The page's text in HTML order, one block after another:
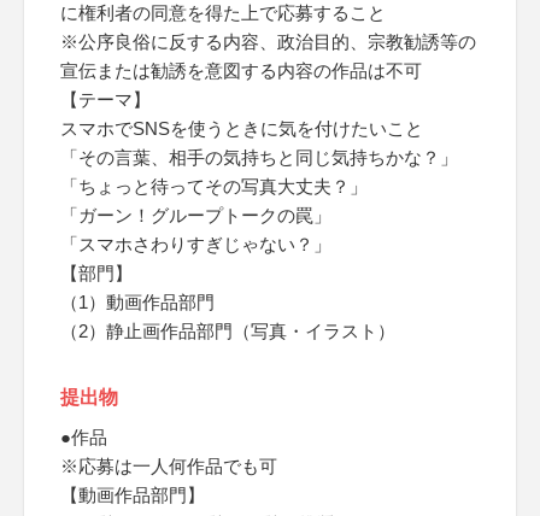
に権利者の同意を得た上で応募すること
※公序良俗に反する内容、政治目的、宗教勧誘等の
宣伝または勧誘を意図する内容の作品は不可
【テーマ】
スマホでSNSを使うときに気を付けたいこと
「その言葉、相手の気持ちと同じ気持ちかな？」
「ちょっと待ってその写真大丈夫？」
「ガーン！グループトークの罠」
「スマホさわりすぎじゃない？」
【部門】
（1）動画作品部門
（2）静止画作品部門（写真・イラスト）
提出物
●作品
※応募は一人何作品でも可
【動画作品部門】